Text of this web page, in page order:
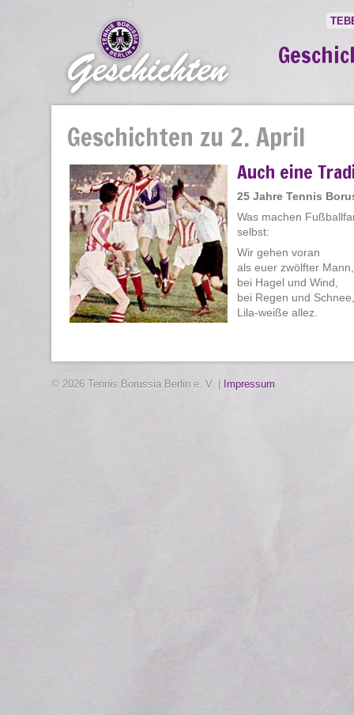
Geschichten zu 2. April
Auch eine
25 Jahre Tennis
Was machen
selbst:
Wir gehen voran
als euer zwölfter Mann,
bei Hagel und Wind,
bei Regen und Schnee,
Lila-weiße allez.
© 2026 Tennis Borussia Berlin e. V. | Impressum